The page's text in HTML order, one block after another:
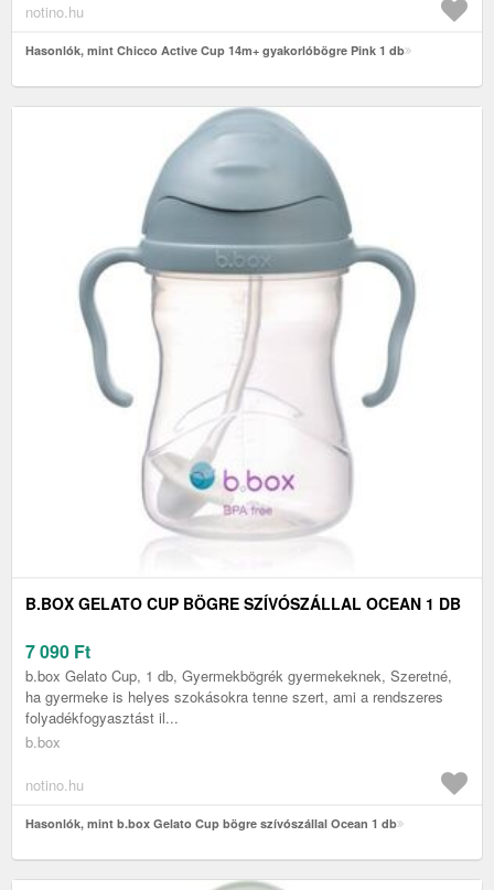
notino.hu
Hasonlók, mint Chicco Active Cup 14m+ gyakorlóbögre Pink 1 db
B.BOX GELATO CUP BÖGRE SZÍVÓSZÁLLAL OCEAN 1 DB
7 090 Ft
b.box Gelato Cup, 1 db, Gyermekbögrék gyermekeknek, Szeretné,
ha gyermeke is helyes szokásokra tenne szert, ami a rendszeres
folyadékfogyasztást il...
b.box
notino.hu
Hasonlók, mint b.box Gelato Cup bögre szívószállal Ocean 1 db